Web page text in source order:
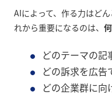
AIによって、作る力はど
れから重要になるのは、
どのテーマの記
どの訴求を広告
どの企業群に向